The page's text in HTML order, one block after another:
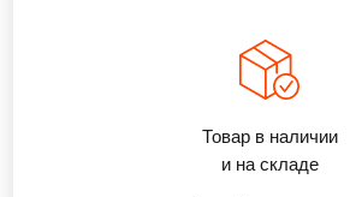
Товар в наличии
и на складе